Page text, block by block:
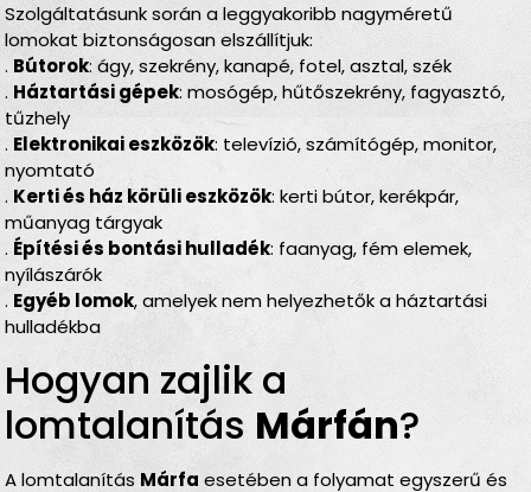
Szolgáltatásunk során a leggyakoribb nagyméretű
lomokat biztonságosan elszállítjuk:
. Bútorok: ágy, szekrény, kanapé, fotel, asztal, szék
. Háztartási gépek: mosógép, hűtőszekrény, fagyasztó,
tűzhely
. Elektronikai eszközök: televízió, számítógép, monitor,
nyomtató
. Kerti és ház körüli eszközök: kerti bútor, kerékpár,
műanyag tárgyak
. Építési és bontási hulladék: faanyag, fém elemek,
nyílászárók
. Egyéb lomok, amelyek nem helyezhetők a háztartási
hulladékba
Hogyan zajlik a
lomtalanítás Márfán?
A lomtalanítás Márfa esetében a folyamat egyszerű és